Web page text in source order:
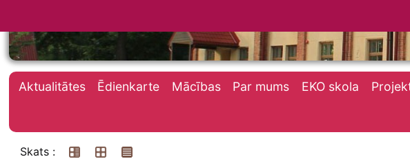
Aktualitātes Ēdienkarte Mācības Par mums EKO skola
Skats :